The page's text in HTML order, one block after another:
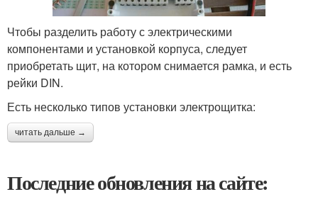
Чтобы разделить работу с электрическими
компонентами и установкой корпуса, следует
приобретать щит, на котором снимается рамка, и есть
рейки DIN.
Есть несколько типов установки электрощитка:
читать дальше →
Последние обновления на сайте: